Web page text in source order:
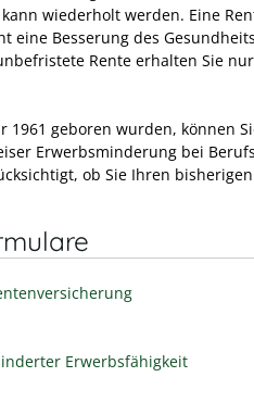
wiederholt werden. Eine
eine Besserung des
Rente erhalten Sie
1961 geboren wurden, können
Erwerbsminderung bei
ob Sie Ihren
Erwerbsfähigkeit